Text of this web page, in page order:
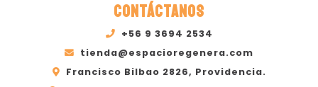
CONTÁCTANOS
+56 9 3694 2534
tienda@espacioregenera.com
Francisco Bilbao 2826, Providencia.